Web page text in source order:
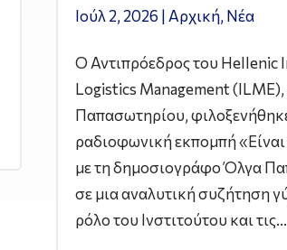
Ιούλ 2, 2026 | Αρχική, Νέα
Ο Αντιπρόεδρος του
Logistics Management
Παπασωτηρίου,
ραδιοφωνική εκπομπή
με τη δημοσιογράφο Όλγα
σε μια αναλυτική συζήτηση
ρόλο του Ινστιτούτου και τις...